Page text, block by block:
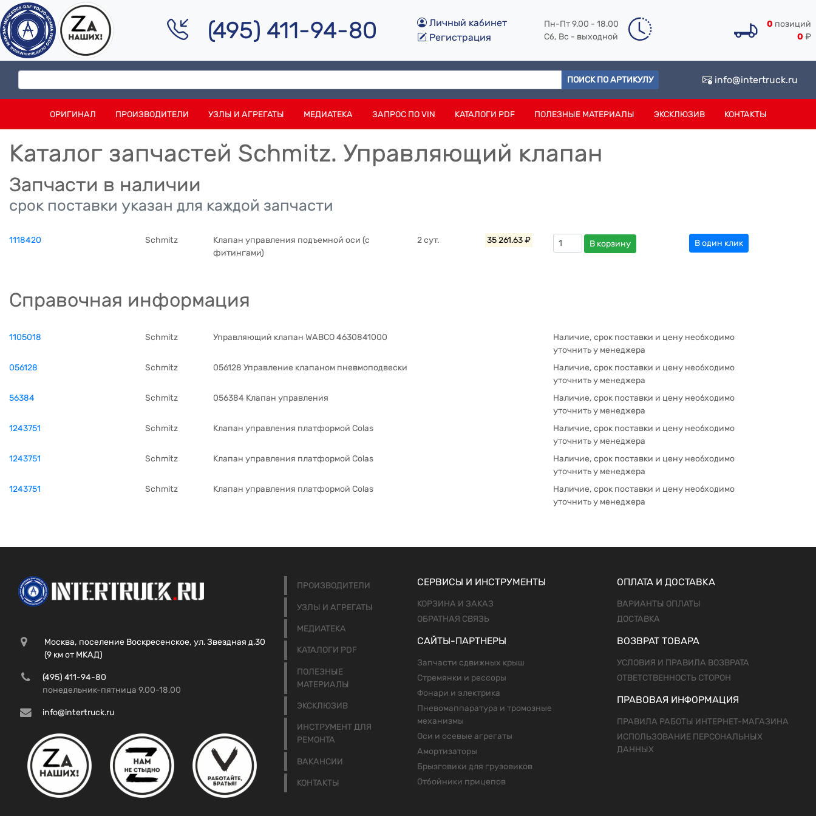
(495) 411-94-80
Личный кабинет
Регистрация
Пн-Пт 9.00 - 18.00
Сб, Вс - выходной
0 позиций
0 ₽
ПОИСК ПО АРТИКУЛУ info@intertruck.ru
ОРИГИНАЛ ПРОИЗВОДИТЕЛИ УЗЛЫ И АГРЕГАТЫ МЕДИАТЕКА ЗАПРОС ПО VIN КАТАЛОГИ PDF ПОЛЕЗНЫЕ МАТЕРИАЛЫ ЭКСКЛЮЗИВ КОНТАКТЫ
Каталог запчастей Schmitz. Управляющий клапан
Запчасти в наличии
срок поставки указан для каждой запчасти
1118420 Schmitz
Клапан управления подъемной оси (с
фитингами)
2 сут. 35 261.63 ₽ В корзину В один клик
Справочная информация
1105018 Schmitz Управляющий клапан WABCO 4630841000
Наличие, срок поставки и цену необходимо
уточнить у менеджера
056128
Schmitz 056128 Управление клапаном пневмоподвески
Наличие, срок поставки и цену необходимо
уточнить у менеджера
56384
Schmitz 056384 Клапан управления
Наличие, срок поставки и цену необходимо
уточнить у менеджера
1243751
Schmitz Клапан управления платформой Colas
Наличие, срок поставки и цену необходимо
уточнить у менеджера
1243751
Schmitz Клапан управления платформой Colas
Наличие, срок поставки и цену необходимо
уточнить у менеджера
1243751
Schmitz Клапан управления платформой Colas
Наличие, срок поставки и цену необходимо
уточнить у менеджера
Москва, поселение Воскресенское, ул. Звездная д.30
(9 км от МКАД)
(495) 411-94-80
понедельник-пятница 9.00-18.00
info@intertruck.ru
ПРОИЗВОДИТЕЛИ
УЗЛЫ И АГРЕГАТЫ
МЕДИАТЕКА
КАТАЛОГИ PDF
ПОЛЕЗНЫЕ
МАТЕРИАЛЫ
ЭКСКЛЮЗИВ
ИНСТРУМЕНТ ДЛЯ
РЕМОНТА
ВАКАНСИИ
КОНТАКТЫ
СЕРВИСЫ И ИНСТРУМЕНТЫ
КОРЗИНА И ЗАКАЗ
ОБРАТНАЯ СВЯЗЬ
САЙТЫ-ПАРТНЕРЫ
Запчасти сдвижных крыш
Стремянки и рессоры
Фонари и электрика
Пневомаппаратура и тромозные
механизмы
Оси и осевые агрегаты
Амортизаторы
Брызговики для грузовиков
Отбойники прицепов
ОПЛАТА И ДОСТАВКА
ВАРИАНТЫ ОПЛАТЫ
ДОСТАВКА
ВОЗВРАТ ТОВАРА
УСЛОВИЯ И ПРАВИЛА ВОЗВРАТА
ОТВЕТСТВЕННОСТЬ СТОРОН
ПРАВОВАЯ ИНФОРМАЦИЯ
ПРАВИЛА РАБОТЫ ИНТЕРНЕТ-МАГАЗИНА
ИСПОЛЬЗОВАНИЕ ПЕРСОНАЛЬНЫХ
ДАННЫХ